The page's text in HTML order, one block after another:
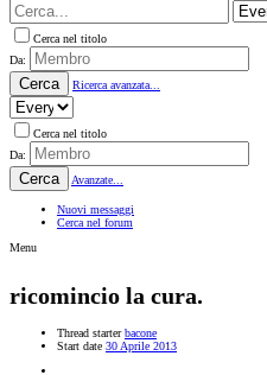
Cerca nel titolo
Da:
Cerca Ricerca avanzata...
Cerca nel titolo
Da:
Cerca Avanzate...
Nuovi messaggi
Cerca nel forum
Menu
ricomincio la cura.
Thread starter bacone
Start date 30 Aprile 2013